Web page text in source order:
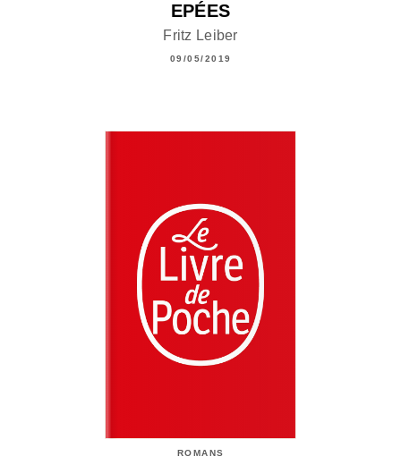
EPÉES
Fritz Leiber
09/05/2019
ROMANS